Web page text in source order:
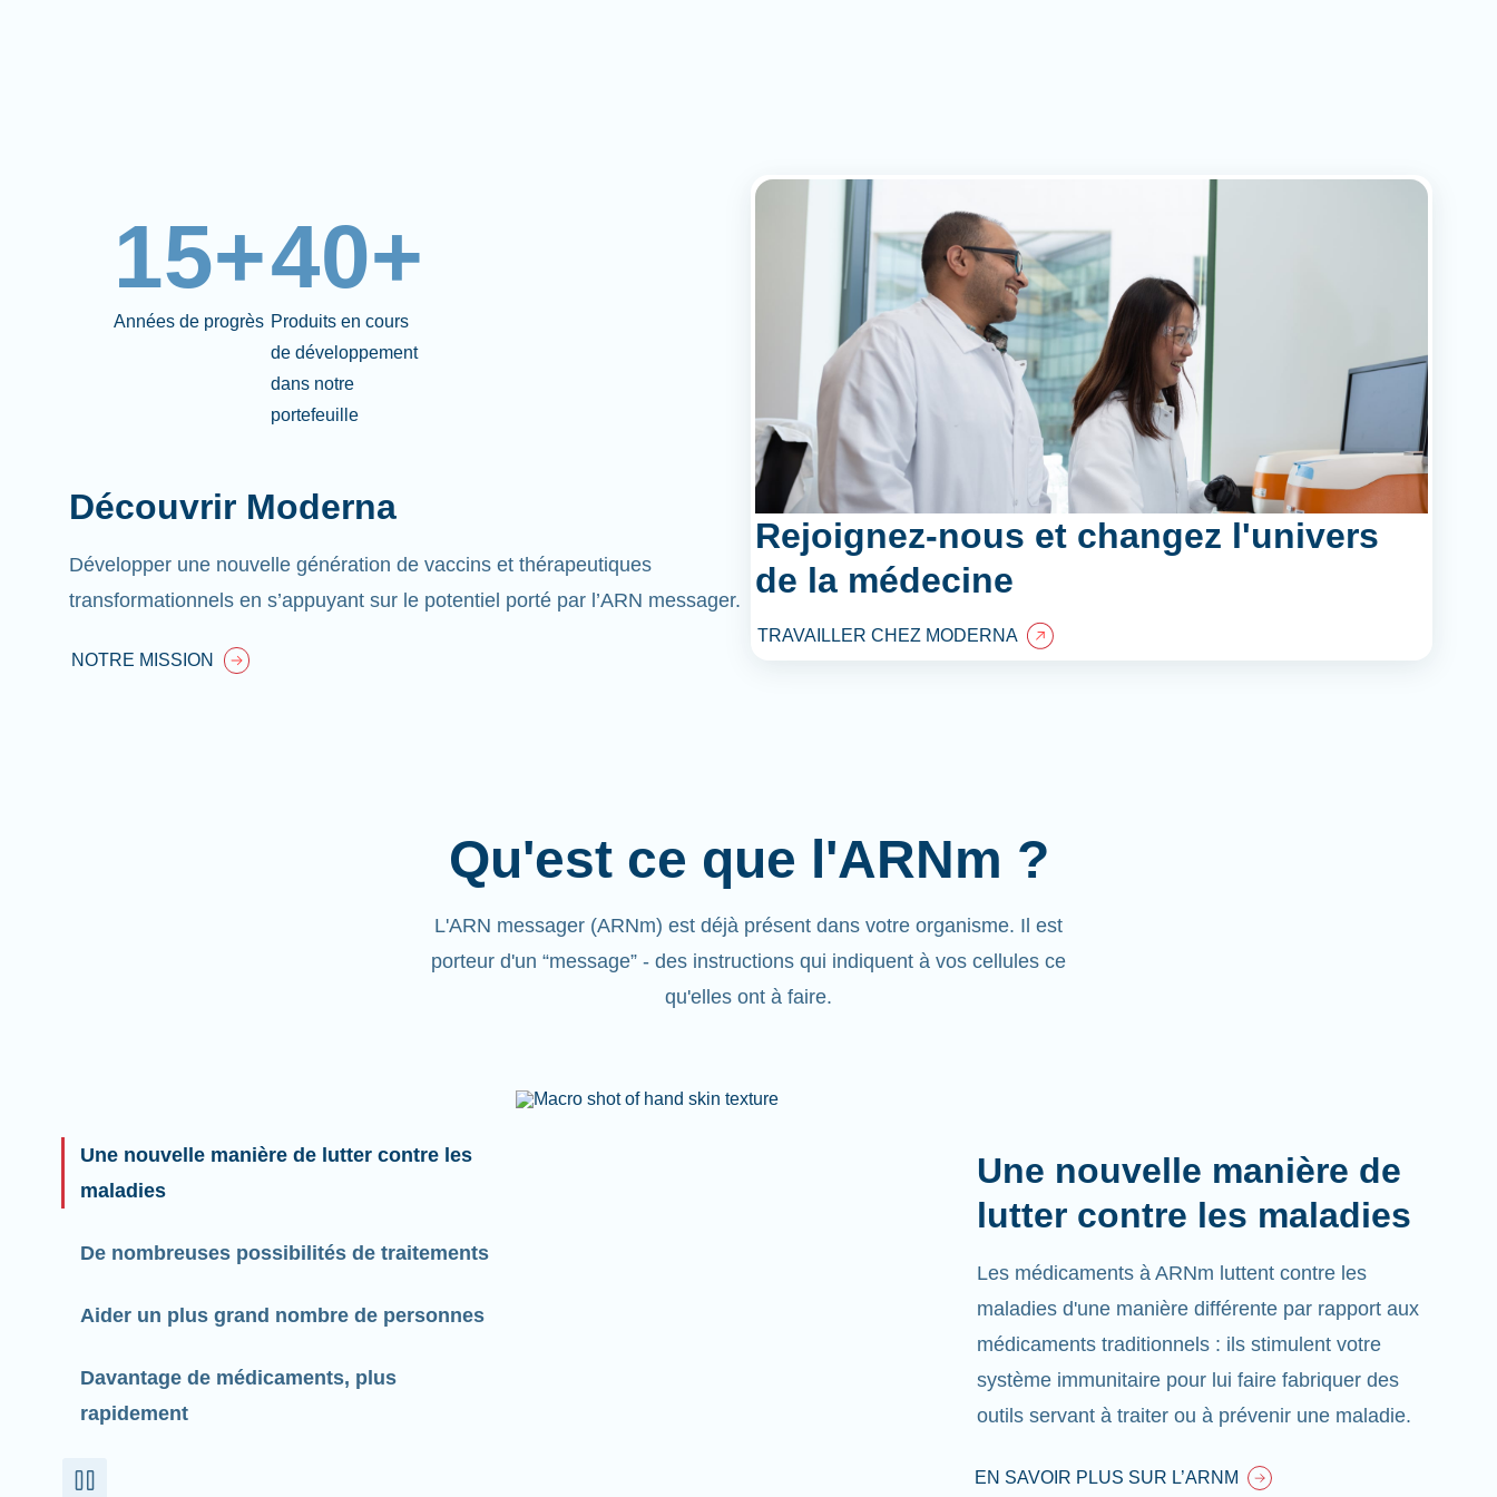
15+
Années de progrès
40+
Produits en cours
de développement
dans notre
portefeuille
Découvrir Moderna
Développer une nouvelle génération de vaccins et thérapeutiques
transformationnels en s’appuyant sur le potentiel porté par l’ARN messager.
NOTRE MISSION
Rejoignez-nous et changez l'univers
de la médecine
TRAVAILLER CHEZ MODERNA
Qu'est ce que l'ARNm ?
L'ARN messager (ARNm) est déjà présent dans votre organisme. Il est
porteur d'un “message” - des instructions qui indiquent à vos cellules ce
qu'elles ont à faire.
Une nouvelle manière de lutter contre les
maladies
De nombreuses possibilités de traitements
Aider un plus grand nombre de personnes
Davantage de médicaments, plus
rapidement
Une nouvelle manière de
lutter contre les maladies
Les médicaments à ARNm luttent contre les
maladies d'une manière différente par rapport aux
médicaments traditionnels : ils stimulent votre
système immunitaire pour lui faire fabriquer des
outils servant à traiter ou à prévenir une maladie.
EN SAVOIR PLUS SUR L’ARNM